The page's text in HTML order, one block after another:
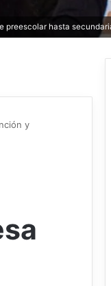
preescolar hasta
y